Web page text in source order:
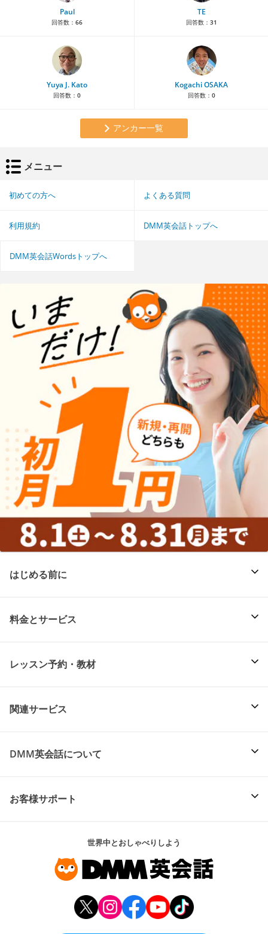
Paul
回答数： 66
TE
回答数： 31
Yuya J. Kato
回答数： 0
Kogachi OSAKA
回答数： 0
アンカー一覧
メニュー
初めての方へ よくある質問
利用規約 DMM英会話トップへ
DMM英会話Wordsトップへ
はじめる前に
料金とサービス
レッスン予約・教材
関連サービス
DMM英会話について
お客様サポート
世界中とおしゃべりしよう